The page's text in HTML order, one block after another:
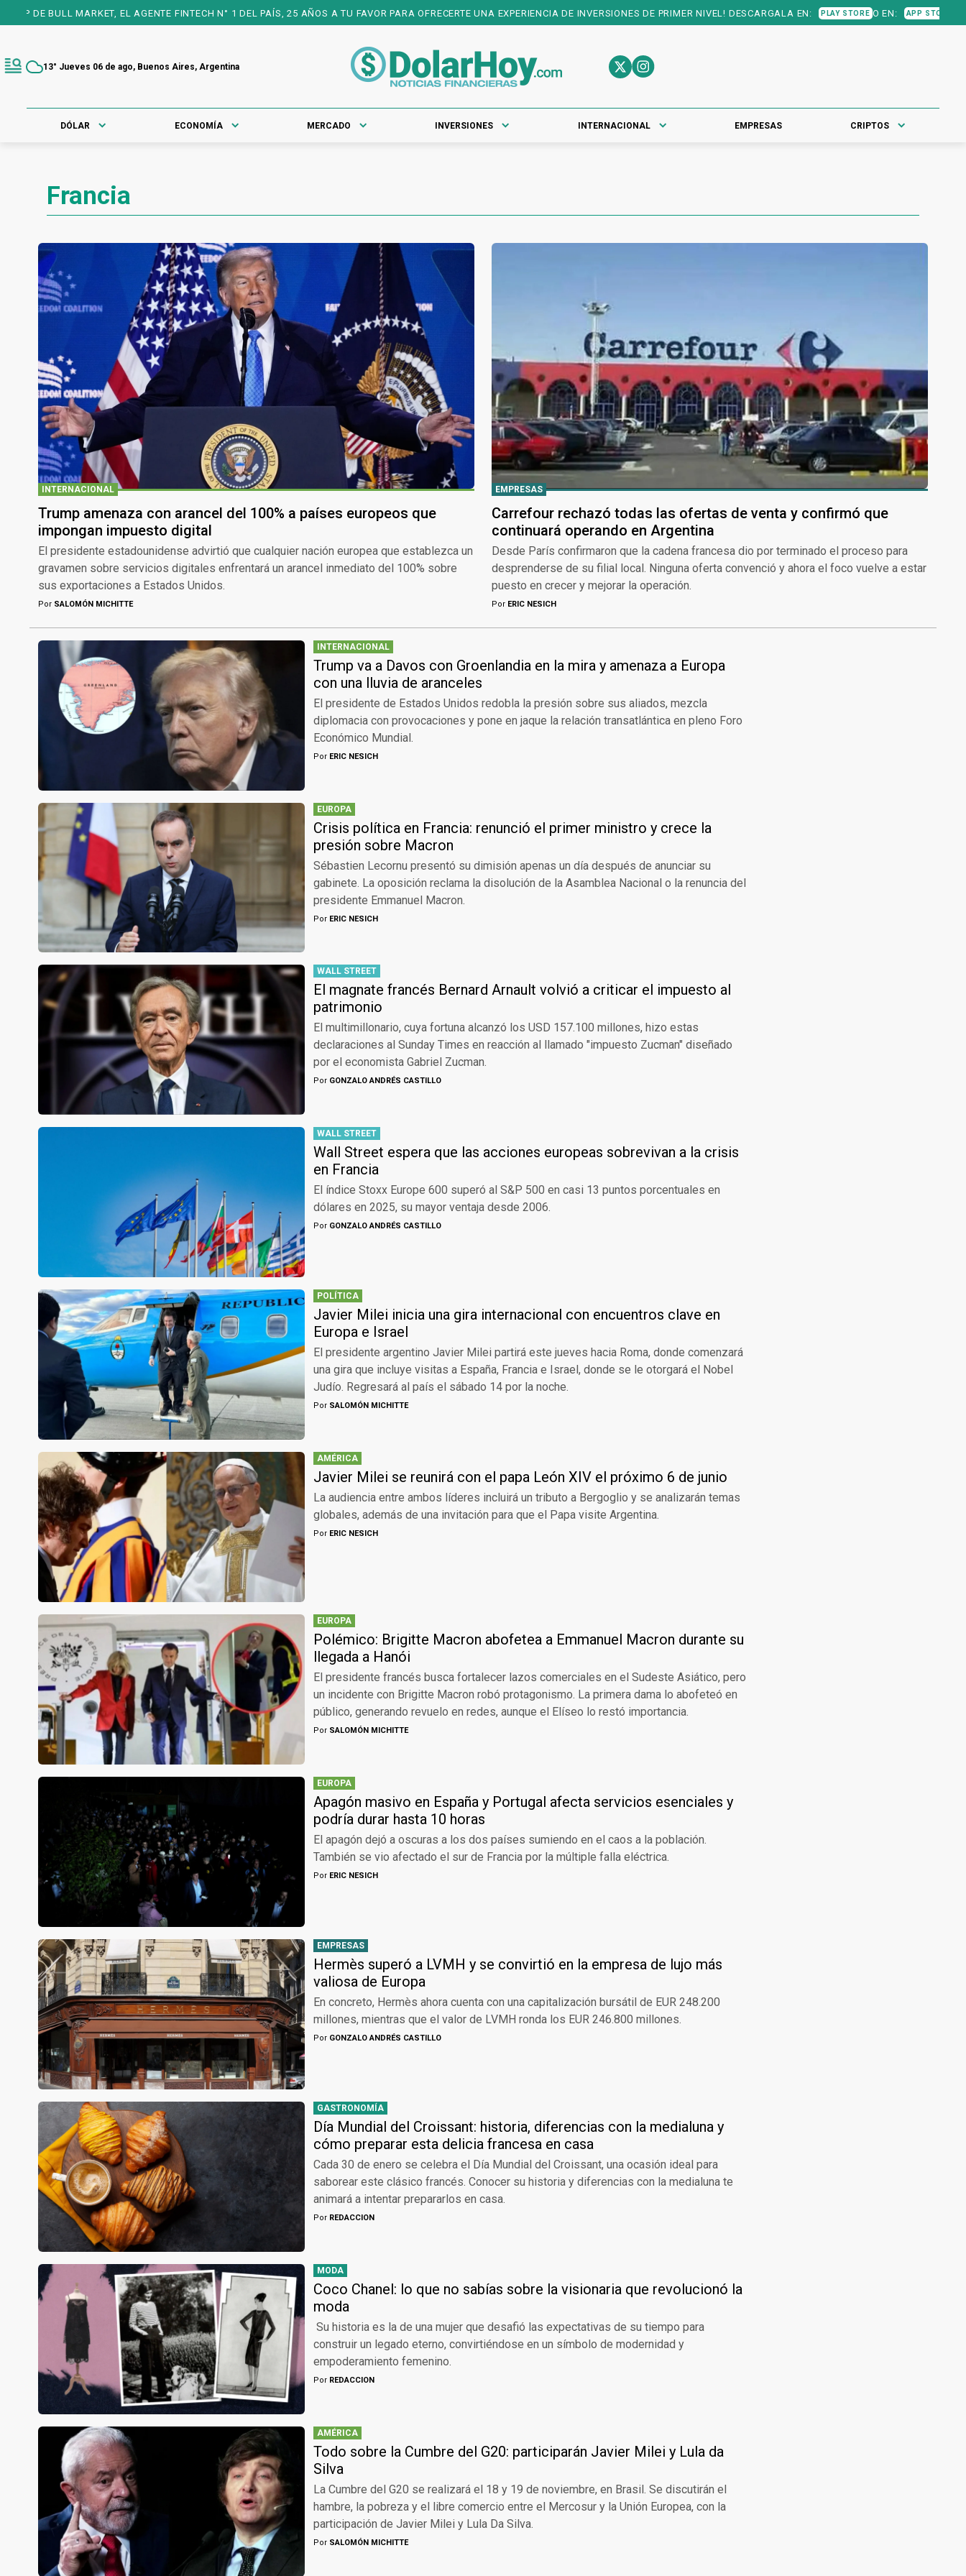
EL AGENTE FINTECH N° 1 DEL PAÍS, 25 AÑOS A TU FAVOR PARA OFRECERTE UNA EXPERIENCIA DE INVERSIONES DE PRIMER NIVEL! DESCARGALA EN: PLAY STORE O EN: APP STORE
13° Jueves 06 de ago, Buenos Aires, Argentina
DÓLAR ECONOMÍA MERCADO INVERSIONES INTERNACIONAL EMPRESAS CRIPTOS
Francia
INTERNACIONAL
Trump amenaza con arancel del 100% a países europeos que
impongan impuesto digital
El presidente estadounidense advirtió que cualquier nación europea que establezca un
gravamen sobre servicios digitales enfrentará un arancel inmediato del 100% sobre
sus exportaciones a Estados Unidos.
Por SALOMÓN MICHITTE
EMPRESAS
Carrefour rechazó todas las ofertas de venta y confirmó que
continuará operando en Argentina
Desde París confirmaron que la cadena francesa dio por terminado el proceso para
desprenderse de su filial local. Ninguna oferta convenció y ahora el foco vuelve a estar
puesto en crecer y mejorar la operación.
Por ERIC NESICH
INTERNACIONAL
Trump va a Davos con Groenlandia en la mira y amenaza a Europa
con una lluvia de aranceles
El presidente de Estados Unidos redobla la presión sobre sus aliados, mezcla
diplomacia con provocaciones y pone en jaque la relación transatlántica en pleno Foro
Económico Mundial.
Por ERIC NESICH
EUROPA
Crisis política en Francia: renunció el primer ministro y crece la
presión sobre Macron
Sébastien Lecornu presentó su dimisión apenas un día después de anunciar su
gabinete. La oposición reclama la disolución de la Asamblea Nacional o la renuncia del
presidente Emmanuel Macron.
Por ERIC NESICH
WALL STREET
El magnate francés Bernard Arnault volvió a criticar el impuesto al
patrimonio
El multimillonario, cuya fortuna alcanzó los USD 157.100 millones, hizo estas
declaraciones al Sunday Times en reacción al llamado "impuesto Zucman" diseñado
por el economista Gabriel Zucman.
Por GONZALO ANDRÉS CASTILLO
WALL STREET
Wall Street espera que las acciones europeas sobrevivan a la crisis
en Francia
El índice Stoxx Europe 600 superó al S&P 500 en casi 13 puntos porcentuales en
dólares en 2025, su mayor ventaja desde 2006.
Por GONZALO ANDRÉS CASTILLO
POLÍTICA
Javier Milei inicia una gira internacional con encuentros clave en
Europa e Israel
El presidente argentino Javier Milei partirá este jueves hacia Roma, donde comenzará
una gira que incluye visitas a España, Francia e Israel, donde se le otorgará el Nobel
Judío. Regresará al país el sábado 14 por la noche.
Por SALOMÓN MICHITTE
AMÉRICA
Javier Milei se reunirá con el papa León XIV el próximo 6 de junio
La audiencia entre ambos líderes incluirá un tributo a Bergoglio y se analizarán temas
globales, además de una invitación para que el Papa visite Argentina.
Por ERIC NESICH
EUROPA
Polémico: Brigitte Macron abofetea a Emmanuel Macron durante su
llegada a Hanói
El presidente francés busca fortalecer lazos comerciales en el Sudeste Asiático, pero
un incidente con Brigitte Macron robó protagonismo. La primera dama lo abofeteó en
público, generando revuelo en redes, aunque el Elíseo lo restó importancia.
Por SALOMÓN MICHITTE
EUROPA
Apagón masivo en España y Portugal afecta servicios esenciales y
podría durar hasta 10 horas
El apagón dejó a oscuras a los dos países sumiendo en el caos a la población.
También se vio afectado el sur de Francia por la múltiple falla eléctrica.
Por ERIC NESICH
EMPRESAS
Hermès superó a LVMH y se convirtió en la empresa de lujo más
valiosa de Europa
En concreto, Hermès ahora cuenta con una capitalización bursátil de EUR 248.200
millones, mientras que el valor de LVMH ronda los EUR 246.800 millones.
Por GONZALO ANDRÉS CASTILLO
GASTRONOMÍA
Día Mundial del Croissant: historia, diferencias con la medialuna y
cómo preparar esta delicia francesa en casa
Cada 30 de enero se celebra el Día Mundial del Croissant, una ocasión ideal para
saborear este clásico francés. Conocer su historia y diferencias con la medialuna te
animará a intentar prepararlos en casa.
Por REDACCION
MODA
Coco Chanel: lo que no sabías sobre la visionaria que revolucionó la
moda
Su historia es la de una mujer que desafió las expectativas de su tiempo para
construir un legado eterno, convirtiéndose en un símbolo de modernidad y
empoderamiento femenino.
Por REDACCION
AMÉRICA
Todo sobre la Cumbre del G20: participarán Javier Milei y Lula da
Silva
La Cumbre del G20 se realizará el 18 y 19 de noviembre, en Brasil. Se discutirán el
hambre, la pobreza y el libre comercio entre el Mercosur y la Unión Europea, con la
participación de Javier Milei y Lula Da Silva.
Por SALOMÓN MICHITTE